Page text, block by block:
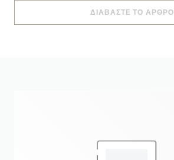
ΔΙΑΒΆΣΤΕ ΤΟ ΆΡΘΡΟ